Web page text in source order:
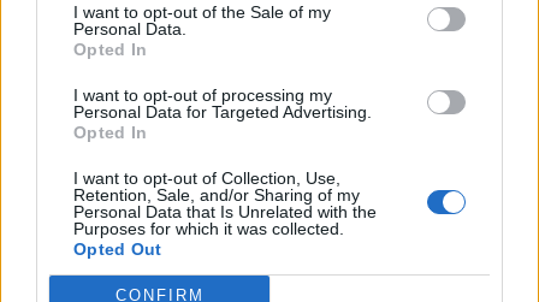
I want to opt-out of the Sale of my
Personal Data.
Opted In
I want to opt-out of processing my
Personal Data for Targeted Advertising.
Opted In
I want to opt-out of Collection, Use,
Retention, Sale, and/or Sharing of my
Personal Data that Is Unrelated with the
Purposes for which it was collected.
Opted Out
CONFIRM